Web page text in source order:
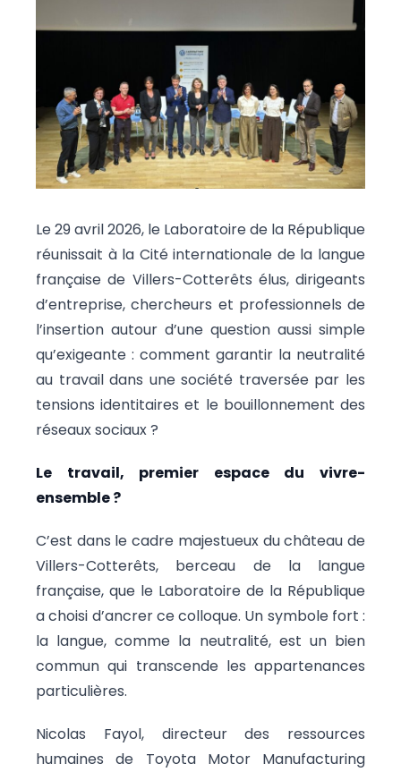
Le 29 avril 2026, le Laboratoire de la République
réunissait à la Cité internationale de la langue
française de Villers-Cotterêts élus, dirigeants
d’entreprise, chercheurs et professionnels de
l’insertion autour d’une question aussi simple
qu’exigeante : comment garantir la neutralité
au travail dans une société traversée par les
tensions identitaires et le bouillonnement des
réseaux sociaux ?
Le travail, premier espace du vivre-
ensemble ?
C’est dans le cadre majestueux du château de
Villers-Cotterêts, berceau de la langue
française, que le Laboratoire de la République
a choisi d’ancrer ce colloque. Un symbole fort :
la langue, comme la neutralité, est un bien
commun qui transcende les appartenances
particulières.
Nicolas Fayol, directeur des ressources
humaines de Toyota Motor Manufacturing